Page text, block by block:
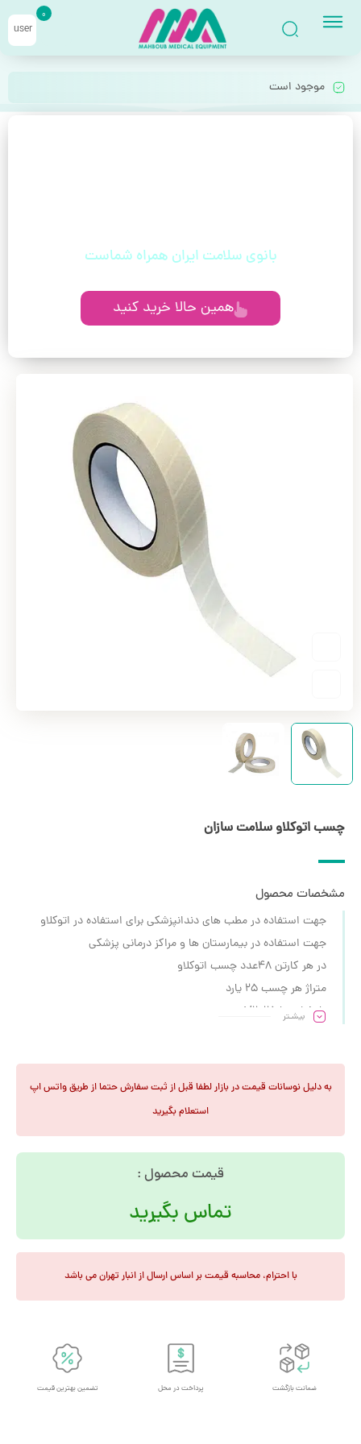
0
user
موجود است
بانوی سلامت ایران همراه شماست
همین حالا خرید کنید
چسب اتوکلاو سلامت سازان
مشخصات محصول
جهت استفاده در مطب های دندانپزشکی برای استفاده در اتوکلاو
جهت استفاده در بیمارستان ها و مراکز درمانی پزشکی
در هر کارتن ۴۸عدد چسب اتوکلاو
متراژ هر چسب 25 یارد
تارخ انقضا ۸/۲۰۲۵
بیشـتر
به دلیل نوسانات قیمت در بازار لطفا قبل از ثبت سفارش حتما از طریق واتس اپ
استعلام بگیرید
قیمت محصول :
تماس بگیرید
با احترام، محاسبه قیمت بر اساس ارسال از انبار تهران می باشد
ضمانت بازگشت پرداخت در محل تضمین بهترین قیمت